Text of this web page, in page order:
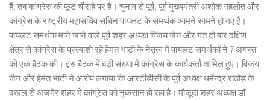
हैं, तब कांग्रेस की फूट चौराहे पर है। चुनाव से पूर्व, पूर्व मुख्यमंत्री अशोक गहलोत और
कांग्रेस के राष्ट्रीय महासचिव सचिन पायलट के समर्थक आमने सामने हो गए है।
पायलट समर्थक माने जाने वाले पूर्व शहर अध्यक्ष विजय जैन और गत दो बार दक्षिण
क्षेत्र से कांग्रेस के प्रत्याशी रहे हेमंत भाटी के नेतृत्व में पायलट समर्थकों ने 7 अगस्त
को एक बैठक की। इस बैठक में बड़ी संख्या में कांग्रेस के कार्यकर्ता शामिल हुए। विजय
जैन और हेमंत भाटी ने आरोप लगाया कि आरटीडीसी के पूर्व अध्यक्ष धर्मेन्द्र राठौड़ के
दखल से अजमेर शहर में कांग्रेस को नुकसान हो रहा है। मौजूदा शहर अध्यक्ष डॉ.